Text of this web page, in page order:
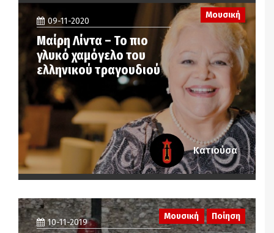
09-11-2020
Μαίρη Λίντα – Το πιο
γλυκό χαμόγελο του
ελληνικού τραγουδιού
Μουσική
Κατιούσα
10-11-2019
Μουσική Ποίηση